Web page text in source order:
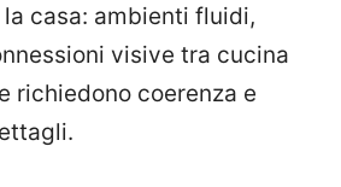
casa: ambienti fluidi,
visive tra cucina
richiedono coerenza e